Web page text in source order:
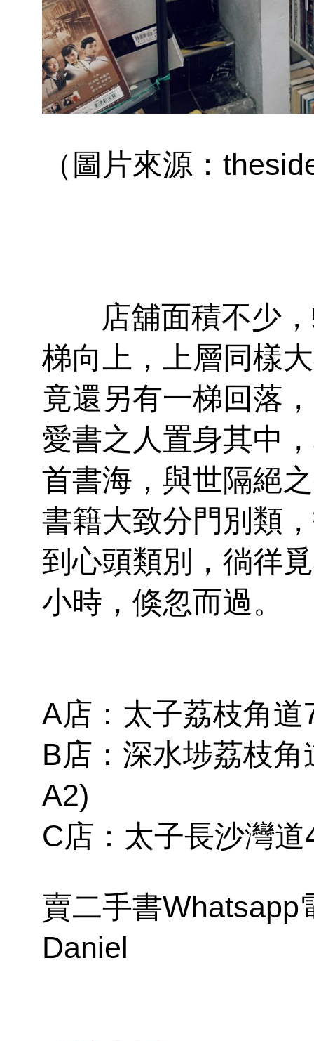
（圖片來源：
店舖面積不少，
梯向上，上層同樣
竟還另有一梯回落
愛書之人置身其中
首書海，與世隔絕
書籍大致分門別類
到心頭類別，徜徉
小時，倏忽而過。
A店：太子荔枝角
B店：深水埗荔枝
A2)
C店：太子長沙灣
賣二手書Whatsapp
Daniel